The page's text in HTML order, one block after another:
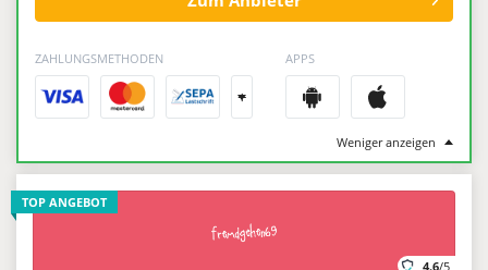
ZAHLUNGSMETHODEN
+
APPS
Weniger anzeigen
TOP ANGEBOT
4.6/5